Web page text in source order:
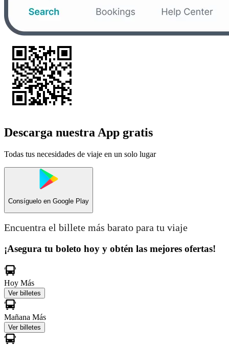
Descarga nuestra App gratis
Todas tus necesidades de viaje en un solo lugar
Consíguelo en Google Play
Encuentra el billete más barato para tu viaje
¡Asegura tu boleto hoy y obtén las mejores ofertas!
Hoy Más
Ver billetes
Mañana Más
Ver billetes